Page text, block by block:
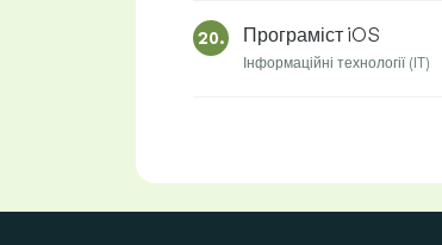
20. Програміст iOS
Інформаційні технології (IT)